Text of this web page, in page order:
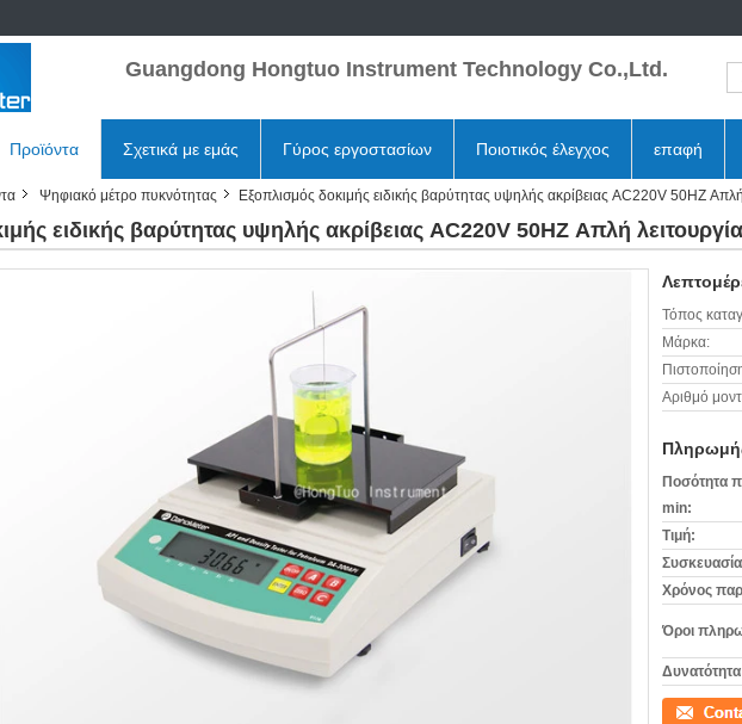
Guangdong Hongtuo Instrument Technology Co.,Ltd.
Προϊόντα Σχετικά με εμάς Γύρος εργοστασίων Ποιοτικός έλεγχος επαφή
Ψηφιακό μέτρο πυκνότητας Εξοπλισμός δοκιμής ειδικής βαρύτητας υψηλής ακρίβειας AC220V 50HZ Απλή
ειδικής βαρύτητας υψηλής ακρίβειας AC220V 50HZ Απλή λειτουργία
Τόπος
Μάρκα:
Αριθμό
Ποσότητα
min:
Τιμή:
Χρόνος
Όροι
Επικοινωνία